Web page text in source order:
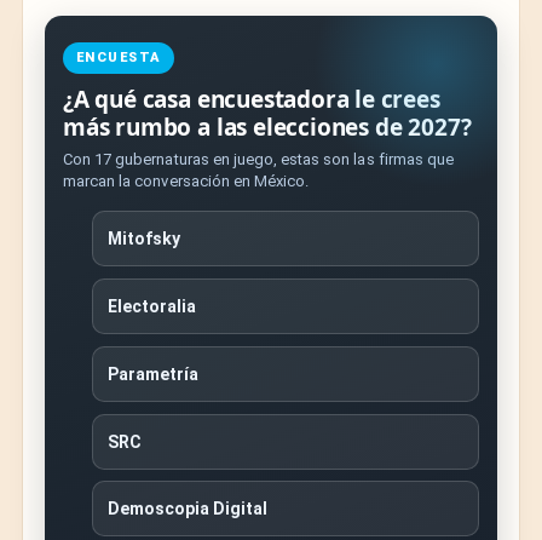
ENCUESTA
¿A qué casa encuestadora le crees
más rumbo a las elecciones de 2027?
Con 17 gubernaturas en juego, estas son las firmas que
marcan la conversación en México.
Mitofsky
Electoralia
Parametría
SRC
Demoscopia Digital